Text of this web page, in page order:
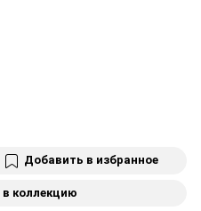
Добавить в избранное
коллекцию